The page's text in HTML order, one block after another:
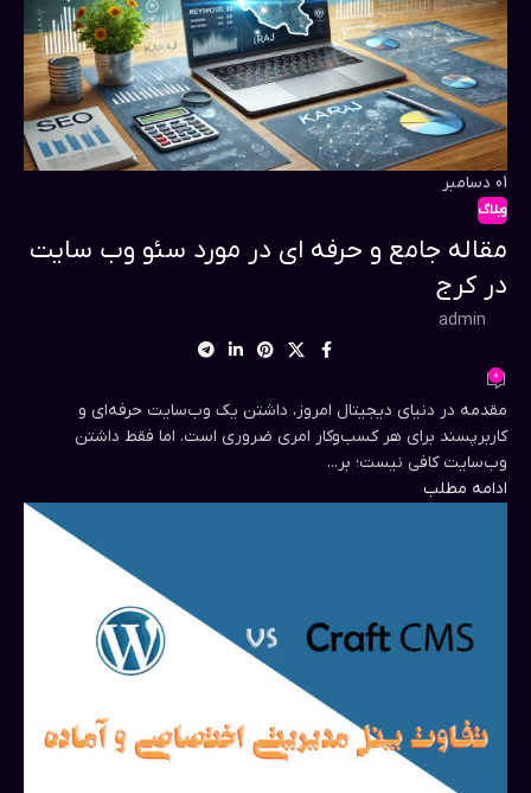
01 دسامبر
وبلاگ
مقاله جامع و حرفه ای در مورد سئو وب سایت
در کرج
admin
0
مقدمه در دنیای دیجیتال امروز، داشتن یک وب‌سایت حرفه‌ای و
کاربرپسند برای هر کسب‌وکار امری ضروری است. اما فقط داشتن
وب‌سایت کافی نیست؛ بر...
ادامه مطلب